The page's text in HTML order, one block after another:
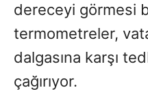
dereceyi görmesi
termometreler,
dalgasına karşı
çağırıyor.